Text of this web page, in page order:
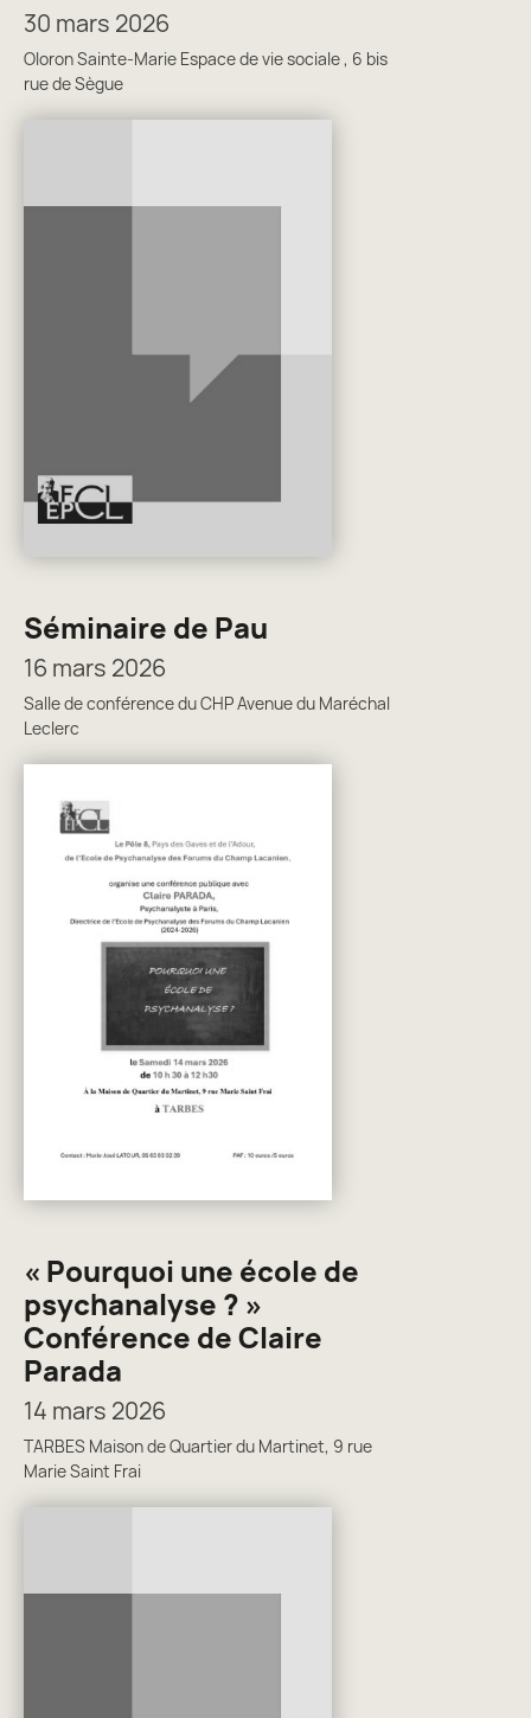
30 mars 2026
Oloron Sainte-Marie Espace de vie sociale , 6 bis
rue de Sègue
Séminaire de Pau
16 mars 2026
Salle de conférence du CHP Avenue du Maréchal
Leclerc
« Pourquoi une école de
psychanalyse ? »
Conférence de Claire
Parada
14 mars 2026
TARBES Maison de Quartier du Martinet, 9 rue
Marie Saint Frai